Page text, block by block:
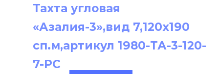
Тахта угловая
«Азалия-3»,вид 7,120х190
сп.м,артикул 1980-ТА-3-120-
7-РС